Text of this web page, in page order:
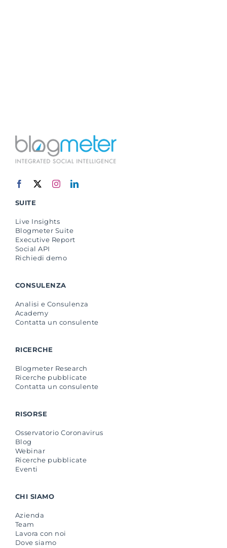
SUITE
Live Insights
Blogmeter Suite
Executive Report
Social API
Richiedi demo
CONSULENZA
Analisi e Consulenza
Academy
Contatta un consulente
RICERCHE
Blogmeter Research
Ricerche pubblicate
Contatta un consulente
RISORSE
Osservatorio Coronavirus
Blog
Webinar
Ricerche pubblicate
Eventi
CHI SIAMO
Azienda
Team
Lavora con noi
Dove siamo